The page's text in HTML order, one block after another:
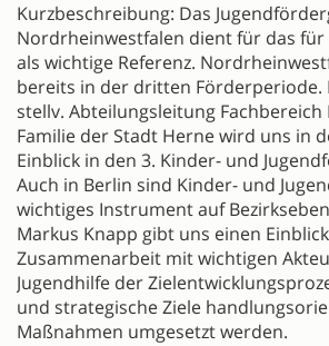
Kurzbeschreibung: Das
Nordrheinwestfalen dient für das für
als wichtige Referenz.
bereits in der dritten Förderperiode.
stellv. Abteilungsleitung Fachbereich
Familie der Stadt Herne wird uns in
Einblick in den 3. Kinder- und
Auch in Berlin sind Kinder- und
wichtiges Instrument auf
Markus Knapp gibt uns einen
Zusammenarbeit mit wichtigen
Jugendhilfe der
und strategische Ziele
Maßnahmen umgesetzt werden.